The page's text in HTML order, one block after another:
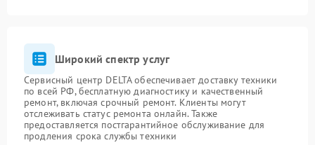
Широкий спектр услуг
Сервисный центр DELTA обеспечивает доставку техники
по всей РФ, бесплатную диагностику и качественный
ремонт, включая срочный ремонт. Клиенты могут
отслеживать статус ремонта онлайн. Также
предоставляется постгарантийное обслуживание для
продления срока службы техники